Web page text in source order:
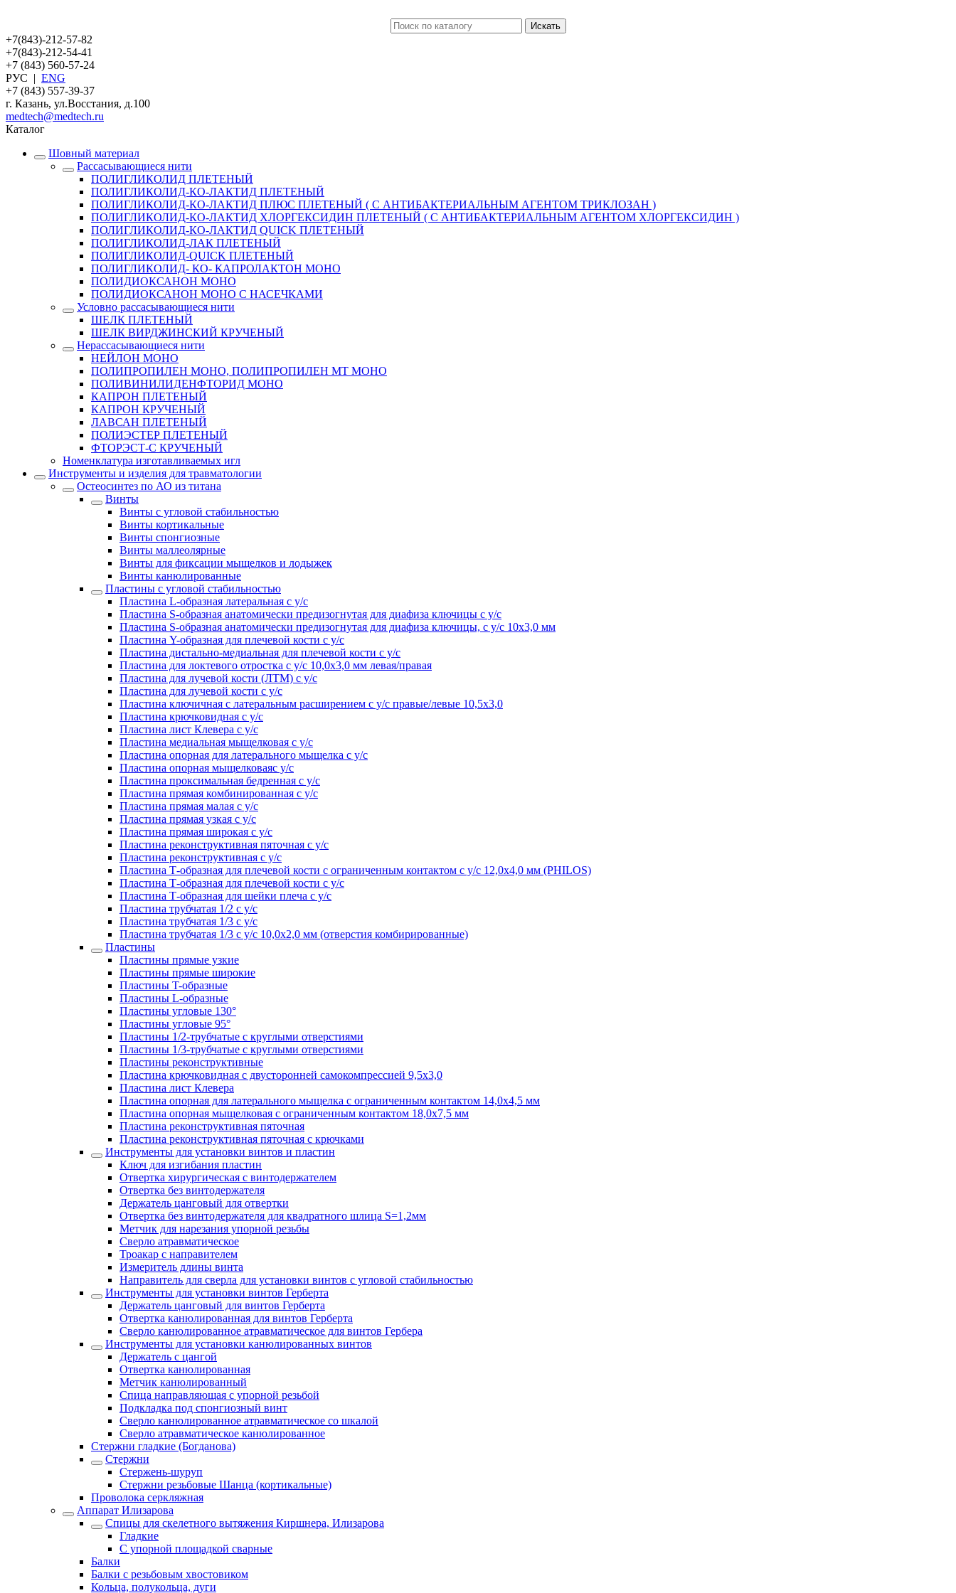
+7(843)-212-57-82
+7(843)-212-54-41
+7 (843) 560-57-24
РУС | ENG
+7 (843) 557-39-37
г. Казань, ул.Восстания, д.100
medtech@medtech.ru
Каталог
Шовный материал
Рассасывающиеся нити
ПОЛИГЛИКОЛИД ПЛЕТЕНЫЙ
ПОЛИГЛИКОЛИД-КО-ЛАКТИД ПЛЕТЕНЫЙ
ПОЛИГЛИКОЛИД-КО-ЛАКТИД ПЛЮС ПЛЕТЕНЫЙ ( С АНТИБАКТЕРИАЛЬНЫМ АГЕНТОМ ТРИКЛОЗАН )
ПОЛИГЛИКОЛИД-КО-ЛАКТИД ХЛОРГЕКСИДИН ПЛЕТЕНЫЙ ( С АНТИБАКТЕРИАЛЬНЫМ АГЕНТОМ ХЛОРГЕКСИДИН )
ПОЛИГЛИКОЛИД-КО-ЛАКТИД QUICK ПЛЕТЕНЫЙ
ПОЛИГЛИКОЛИД-ЛАК ПЛЕТЕНЫЙ
ПОЛИГЛИКОЛИД-QUICK ПЛЕТЕНЫЙ
ПОЛИГЛИКОЛИД- КО- КАПРОЛАКТОН МОНО
ПОЛИДИОКСАНОН МОНО
ПОЛИДИОКСАНОН МОНО С НАСЕЧКАМИ
Условно рассасывающиеся нити
ШЕЛК ПЛЕТЕНЫЙ
ШЕЛК ВИРДЖИНСКИЙ КРУЧЕНЫЙ
Нерассасывающиеся нити
НЕЙЛОН МОНО
ПОЛИПРОПИЛЕН МОНО, ПОЛИПРОПИЛЕН МТ МОНО
ПОЛИВИНИЛИДЕНФТОРИД МОНО
КАПРОН ПЛЕТЕНЫЙ
КАПРОН КРУЧЕНЫЙ
ЛАВСАН ПЛЕТЕНЫЙ
ПОЛИЭСТЕР ПЛЕТЕНЫЙ
ФТОРЭСТ-С КРУЧЕНЫЙ
Номенклатура изготавливаемых игл
Инструменты и изделия для травматологии
Остеосинтез по АО из титана
Винты
Винты с угловой стабильностью
Винты кортикальные
Винты спонгиозные
Винты маллеолярные
Винты для фиксации мыщелков и лодыжек
Винты канюлированные
Пластины с угловой стабильностью
Пластина L-образная латеральная с у/с
Пластина S-образная анатомически предизогнутая для диафиза ключицы с у/с
Пластина S-образная анатомически предизогнутая для диафиза ключицы, с у/с 10х3,0 мм
Пластина Y-образная для плечевой кости с у/с
Пластина дистально-медиальная для плечевой кости с у/с
Пластина для локтевого отростка с у/с 10,0х3,0 мм левая/правая
Пластина для лучевой кости (ЛТМ) с у/с
Пластина для лучевой кости с у/с
Пластина ключичная с латеральным расширением с у/с правые/левые 10,5х3,0
Пластина крючковидная с у/с
Пластина лист Клевера с у/с
Пластина медиальная мыщелковая с у/с
Пластина опорная для латерального мыщелка с у/с
Пластина опорная мыщелковаяс у/с
Пластина проксимальная бедренная с у/с
Пластина прямая комбинированная с у/с
Пластина прямая малая с у/с
Пластина прямая узкая с у/с
Пластина прямая широкая с у/с
Пластина реконструктивная пяточная с у/с
Пластина реконструктивная с у/с
Пластина Т-образная для плечевой кости с ограниченным контактом с у/с 12,0х4,0 мм (PHILOS)
Пластина Т-образная для плечевой кости с у/с
Пластина Т-образная для шейки плеча с у/с
Пластина трубчатая 1/2 с у/с
Пластина трубчатая 1/3 с у/с
Пластина трубчатая 1/3 с у/с 10,0х2,0 мм (отверстия комбирированные)
Пластины
Пластины прямые узкие
Пластины прямые широкие
Пластины T-образные
Пластины L-образные
Пластины угловые 130°
Пластины угловые 95°
Пластины 1/2-трубчатые с круглыми отверстиями
Пластины 1/3-трубчатые с круглыми отверстиями
Пластины реконструктивные
Пластина крючковидная с двусторонней самокомпрессией 9,5x3,0
Пластина лист Клевера
Пластина опорная для латерального мыщелка с ограниченным контактом 14,0x4,5 мм
Пластина опорная мыщелковая с ограниченным контактом 18,0x7,5 мм
Пластина реконструктивная пяточная
Пластина реконструктивная пяточная с крючками
Инструменты для установки винтов и пластин
Ключ для изгибания пластин
Отвертка хирургическая с винтодержателем
Отвертка без винтодержателя
Держатель цанговый для отвертки
Отвертка без винтодержателя для квадратного шлица S=1,2мм
Метчик для нарезания упорной резьбы
Сверло атравматическое
Троакар с направителем
Измеритель длины винта
Направитель для сверла для установки винтов с угловой стабильностью
Инструменты для установки винтов Герберта
Держатель цанговый для винтов Герберта
Отвертка канюлированная для винтов Герберта
Сверло канюлированное атравматическое для винтов Гербера
Инструменты для установки канюлированных винтов
Держатель с цангой
Отвертка канюлированная
Метчик канюлированный
Спица направляющая с упорной резьбой
Подкладка под спонгиозный винт
Сверло канюлированное атравматическое со шкалой
Сверло атравматическое канюлированное
Стержни гладкие (Богданова)
Стержни
Стержень-шуруп
Стержни резьбовые Шанца (кортикальные)
Проволока серкляжная
Аппарат Илизарова
Спицы для cкелетного вытяжения Киршнера, Илизарова
Гладкие
С упорной площадкой сварные
Балки
Балки с резьбовым хвостовиком
Кольца, полукольца, дуги